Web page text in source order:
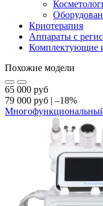
Криотерапия
Аппараты c
Комплектующие
Похожие модели
65 000 руб
79 000 руб
–18%